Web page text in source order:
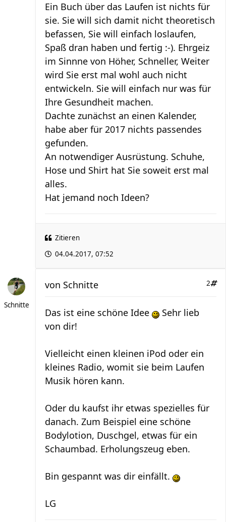
Ein Buch über das Laufen ist nichts für
sie. Sie will sich damit nicht theoretisch
befassen, Sie will einfach loslaufen,
Spaß dran haben und fertig :-). Ehrgeiz
im Sinnne von Höher, Schneller, Weiter
wird Sie erst mal wohl auch nicht
entwickeln. Sie will einfach nur was für
Ihre Gesundheit machen.
Dachte zunächst an einen Kalender,
habe aber für 2017 nichts passendes
gefunden.
An notwendiger Ausrüstung. Schuhe,
Hose und Shirt hat Sie soweit erst mal
alles.
Hat jemand noch Ideen?
Zitieren
04.04.2017, 07:52
Schnitte
2
von Schnitte
Das ist eine schöne Idee
Sehr lieb
von dir!
Vielleicht einen kleinen iPod oder ein
kleines Radio, womit sie beim Laufen
Musik hören kann.
Oder du kaufst ihr etwas spezielles für
danach. Zum Beispiel eine schöne
Bodylotion, Duschgel, etwas für ein
Schaumbad. Erholungszeug eben.
Bin gespannt was dir einfällt.
LG